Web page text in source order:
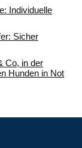
Individuelle
Sicher
Co, in der
Hunden in Not